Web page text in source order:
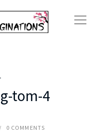
tom-4
0 COMMENTS